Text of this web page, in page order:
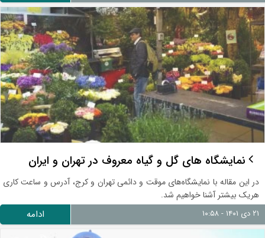
نمایشگاه های گل و گیاه معروف در تهران و ایران
در این مقاله با نمایشگاه‌های موقت و دائمی تهران و کرج، آدرس و ساعت کاری
هریک بیشتر آشنا خواهیم شد.
ادامه